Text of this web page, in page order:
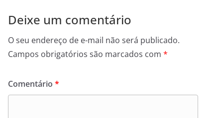
Deixe um comentário
O seu endereço de e-mail não será publicado.
Campos obrigatórios são marcados com *
Comentário *